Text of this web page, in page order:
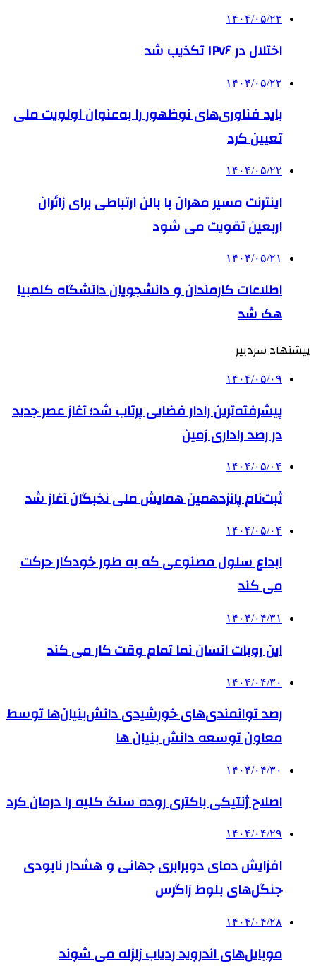
۱۴۰۴/۰۵/۲۳
اختلال در IPv۶ تکذیب شد
۱۴۰۴/۰۵/۲۲
باید فناوری‌های نوظهور را به‌عنوان اولویت ملی
تعیین کرد
۱۴۰۴/۰۵/۲۲
اینترنت مسیر مهران با بالن ارتباطی برای زائران
اربعین تقویت می شود
۱۴۰۴/۰۵/۲۱
اطلاعات کارمندان و دانشجویان دانشگاه کلمبیا
هک شد
پیشنهاد سردبیر
۱۴۰۴/۰۵/۰۹
پیشرفته‌ترین رادار فضایی پرتاب شد؛ آغاز عصر جدید
در رصد راداری زمین
۱۴۰۴/۰۵/۰۴
ثبت‌نام پانزدهمین همایش ملی نخبگان آغاز شد
۱۴۰۴/۰۵/۰۴
ابداع سلول مصنوعی که به طور خودکار حرکت
می کند
۱۴۰۴/۰۴/۳۱
این روبات انسان نما تمام وقت کار می کند
۱۴۰۴/۰۴/۳۰
رصد توانمندی‌های خورشیدی دانش‌بنیان‌ها توسط
معاون توسعه دانش‌ بنیان ها
۱۴۰۴/۰۴/۳۰
اصلاح ژنتیکی باکتری روده سنگ کلیه را درمان کرد
۱۴۰۴/۰۴/۲۹
افزایش دمای دوبرابری جهانی و هشدار نابودی
جنگل‌های بلوط زاگرس
۱۴۰۴/۰۴/۲۸
موبایل‌های اندروید ردیاب زلزله می شوند